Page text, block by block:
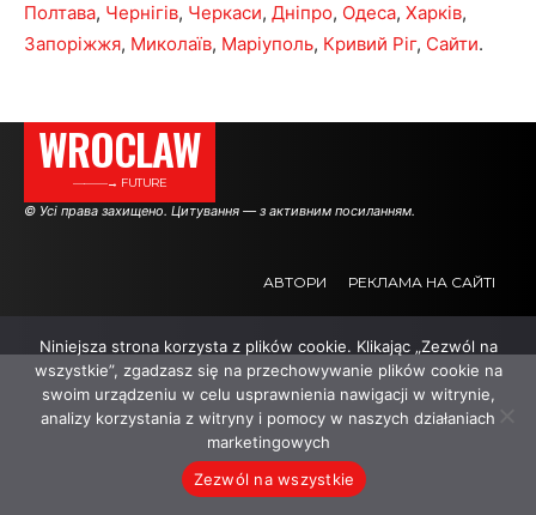
Полтава, Чернігів, Черкаси, Дніпро, Одеса, Харків,
Запоріжжя, Миколаїв, Маріуполь, Кривий Ріг, Сайти.
WROCLAW
———→ FUTURE
© Усі права захищено. Цитування — з активним посиланням.
АВТОРИ РЕКЛАМА НА САЙТІ
Niniejsza strona korzysta z plików cookie. Klikając „Zezwól na
wszystkie”, zgadzasz się na przechowywanie plików cookie na
swoim urządzeniu w celu usprawnienia nawigacji w witrynie,
analizy korzystania z witryny i pomocy w naszych działaniach
marketingowych
Zezwól na wszystkie